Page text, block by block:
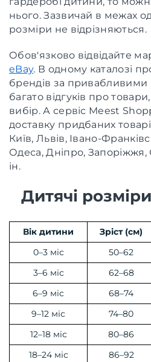
нього. Зазвичай в межах
розміри не відрізняються.
Обов'язково відвідайте
eBay. В одному каталозі
брендів за привабливими
багато відгуків про
вибір. А сервіс Meest
доставку придбаних
Київ, Львів, Івано-
Одеса, Дніпро, Запоріжжя,
ін.
Дитячі
Вік дитини Зріст (см)
0–3 міс
50–62
3–6 міс
62–68
6–9 міс
68–74
9–12 міс
74–80
12–18 міс
80–86
18–24 міс
86–92